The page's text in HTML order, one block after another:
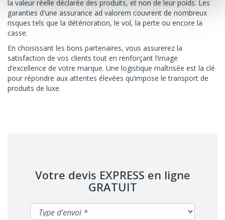
la valeur réelle déclarée des produits, et non de leur poids. Les
garanties d'une assurance ad valorem couvrent de nombreux
risques tels que la détérioration, le vol, la perte ou encore la
casse.
En choisissant les bons partenaires, vous assurerez la
satisfaction de vos clients tout en renforçant l’image
d’excellence de votre marque. Une logistique maîtrisée est la clé
pour répondre aux attentes élevées qu’impose le transport de
produits de luxe.
Votre devis EXPRESS en ligne
GRATUIT